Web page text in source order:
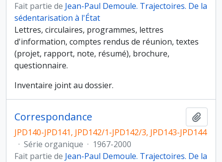
Fait partie de Jean-Paul Demoule. Trajectoires. De la
sédentarisation à l'État
Lettres, circulaires, programmes, lettres
d'information, comptes rendus de réunion, textes
(projet, rapport, note, résumé), brochure,
questionnaire.
Inventaire joint au dossier.
Correspondance
JPD140-JPD141, JPD142/1-JPD142/3, JPD143-JPD144
· Série organique · 1967-2000
Fait partie de Jean-Paul Demoule. Trajectoires. De la